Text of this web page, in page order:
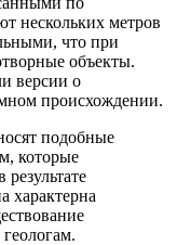
нескольких метров
что при
объекты.
версии о
происхождении.
подобные
которые
характерна